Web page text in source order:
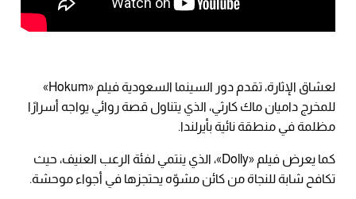
لعشاق الإثارة، تقدم دور السينما السعودية فيلم «Hokum»
للمخرج داميان ماك كارثي، الذي يتناول قصة روائي يواجه أسرارًا
مظلمة في منطقة نائية بأيرلندا.
كما يعرض فيلم «Dolly»، الذي ينتمي لفئة الرعب العنيف، حيث
تكافح شابة للنجاة من كائن مشوّه يحتجزها في أجواء موحشة.